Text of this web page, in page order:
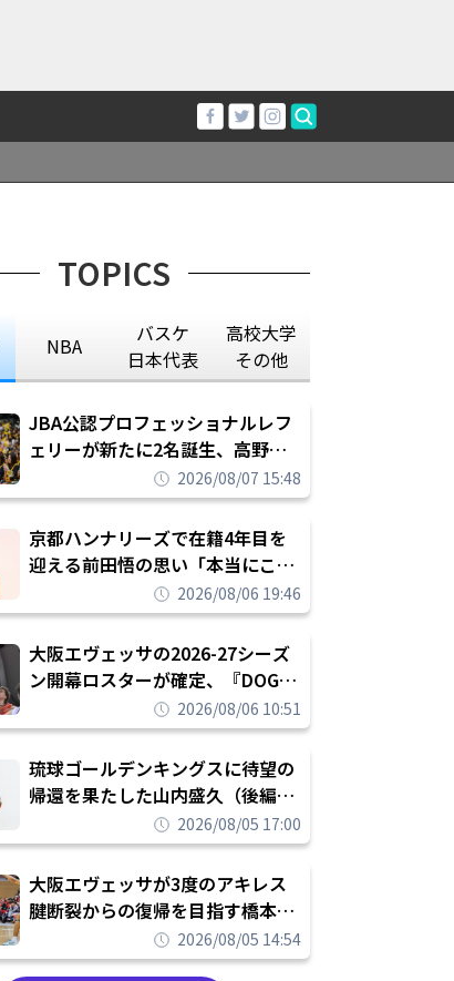
TOPICS
NBA
バスケ
日本代表
高校大学
その他
JBA公認プロフェッショナルレフ
ェリーが新たに2名誕生、高野晃
平は16年間続けた会社員生活に別
れを告げてプロ転向を決断
2026/08/07 15:48
京都ハンナリーズで在籍4年目を
迎える前田悟の思い「本当にこの
チームで勝ちたい、負けたまま舐
められたまま終わりたくない」
2026/08/06 19:46
大阪エヴェッサの2026-27シーズ
ン開幕ロスターが確定、『DOG
FIGHT』のチームカルチャーを推
し進めて結果を求めるシーズンへ
2026/08/06 10:51
琉球ゴールデンキングスに待望の
帰還を果たした山内盛久（後編）
「1人のウチナーンチュとしてみ
んなが誇りに思えるチームにして
いく」
2026/08/05 17:00
大阪エヴェッサが3度のアキレス
腱断裂からの復帰を目指す橋本拓
哉と契約を締結「もう一度コート
に立ちたい」
2026/08/05 14:54